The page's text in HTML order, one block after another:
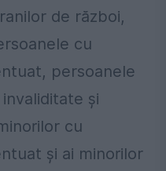
de război,
cu
persoanele
şi
cu
şi ai minorilor